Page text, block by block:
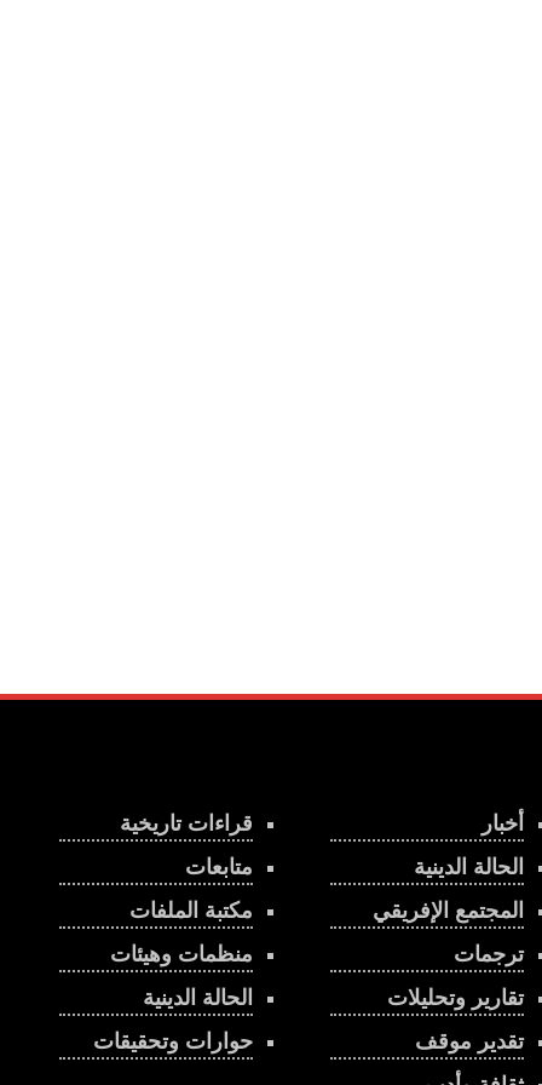
قراءات تاريخية
متابعات
مكتبة الملفات
منظمات وهيئات
الحالة الدينية
حوارات وتحقيقات
أخبار
الحالة الدينية
المجتمع الإفريقي
ترجمات
تقارير وتحليلات
تقدير موقف